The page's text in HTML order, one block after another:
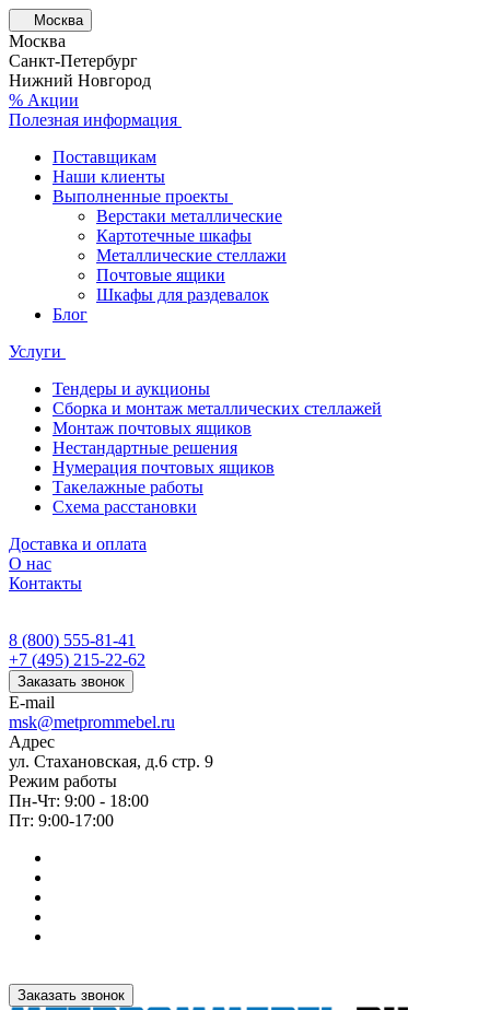
Москва
Москва
Санкт-Петербург
Нижний Новгород
% Акции
Полезная информация
Поставщикам
Наши клиенты
Выполненные проекты
Верстаки металлические
Картотечные шкафы
Металлические стеллажи
Почтовые ящики
Шкафы для раздевалок
Блог
Услуги
Тендеры и аукционы
Сборка и монтаж металлических стеллажей
Монтаж почтовых ящиков
Нестандартные решения
Нумерация почтовых ящиков
Такелажные работы
Схема расстановки
Доставка и оплата
О нас
Контакты
8 (800) 555-81-41
+7 (495) 215-22-62
Заказать звонок
E-mail
msk@metprommebel.ru
Адрес
ул. Стахановская, д.6 стр. 9
Режим работы
Пн-Чт: 9:00 - 18:00
Пт: 9:00-17:00
Заказать звонок